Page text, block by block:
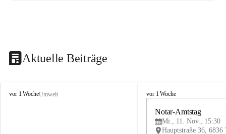
Aktuelle Beiträge
V
vor 1 WocheUmwelt
V
vor 1 Woche
Notar-Amtstag
Mi., 11. Nov., 15:30